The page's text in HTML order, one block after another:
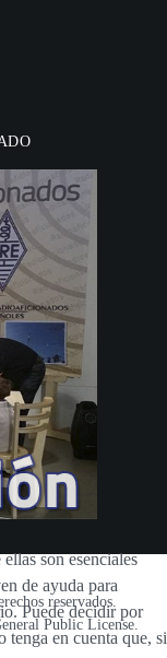
reservados.
Public License
son esenciales
de ayuda para
Puede decidir por
tenga en cuenta que, si